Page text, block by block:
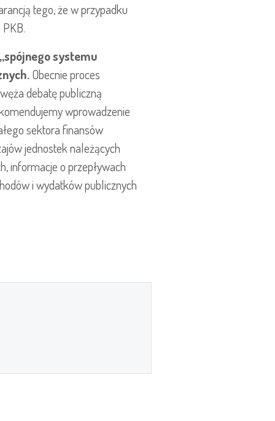
tego, że w przypadku
systemu
Obecnie proces
debatę publiczną
wprowadzenie
sektora finansów
jednostek należących
informacje o przepływach
i wydatków publicznych